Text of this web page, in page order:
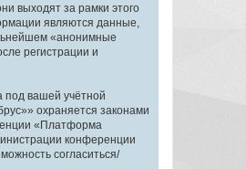
выходят за рамки этого
являются данные,
«анонимные
регистрации и
под вашей учётной
охраняется законами
«Платформа
конференции
согласиться/